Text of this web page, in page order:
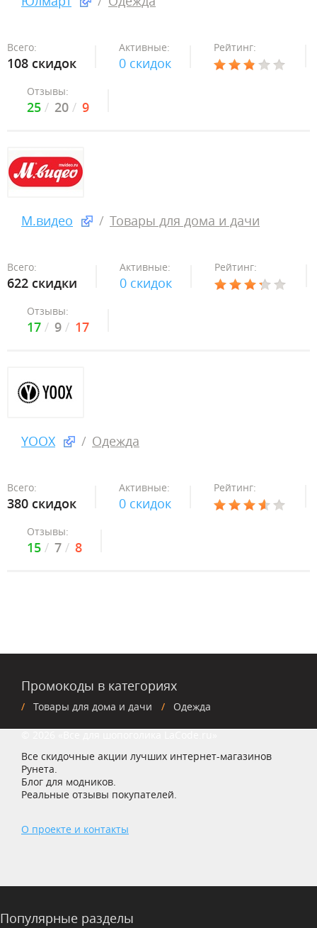
Всего:
108 скидок
Активные:
0 скидок
Рейтинг:
Отзывы:
25 20 9
М.видео Товары для дома и дачи
Всего:
622 скидки
Активные:
0 скидок
Рейтинг:
Отзывы:
17 9 17
YOOX Одежда
Всего:
380 скидок
Активные:
0 скидок
Рейтинг:
Отзывы:
15 7 8
Промокоды в категориях
Товары для дома и дачи Одежда
Все скидочные акции лучших интернет-магазинов
Рунета.
Блог для модников.
Реальные отзывы покупателей.
О проекте и контакты
Популярные разделы